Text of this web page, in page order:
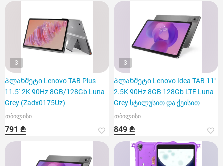
3
Პლანშეტი Lenovo TAB Plus
11.5'' 2K 90Hz 8GB/128Gb Luna
Grey (Zadx0175Uz)
თბილისი
791 ₾
3
Პლანშეტი Lenovo Idea TAB 11"
2.5K 90Hz 8GB 128Gb LTE Luna
Grey სტილუსით და ქეისით
თბილისი
849 ₾